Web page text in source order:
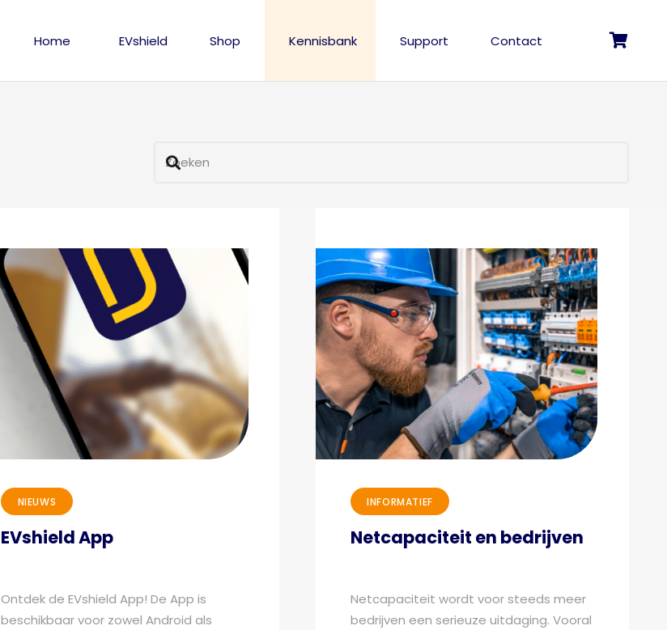
Home EVshield Shop Kennisbank Support Contact
NIEUWS
EVshield App
Ontdek de EVshield App! De App is
beschikbaar voor zowel Android als
INFORMATIEF
Netcapaciteit en bedrijven
Netcapaciteit wordt voor steeds meer
bedrijven een serieuze uitdaging. Vooral